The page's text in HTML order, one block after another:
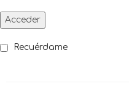
Acceder
Recuérdame